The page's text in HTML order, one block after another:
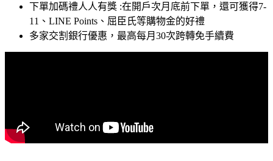
下單加碼禮人人有獎 :在開戶次月底前下單，還可獲得7-
11、LINE Points、屈臣氏等購物金的好禮
多家交割銀行優惠，最高每月30次跨轉免手續費